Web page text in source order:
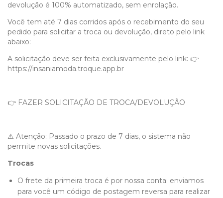
devolução é 100% automatizado, sem enrolação.
Você tem até 7 dias corridos após o recebimento do seu
pedido para solicitar a troca ou devolução, direto pelo link
abaixo:
A solicitação deve ser feita exclusivamente pelo link: 👉
https://insaniamoda.troque.app.br
👉 FAZER SOLICITAÇÃO DE TROCA/DEVOLUÇÃO
⚠️ Atenção: Passado o prazo de 7 dias, o sistema não
permite novas solicitações.
Trocas
O frete da primeira troca é por nossa conta: enviamos
para você um código de postagem reversa para realizar